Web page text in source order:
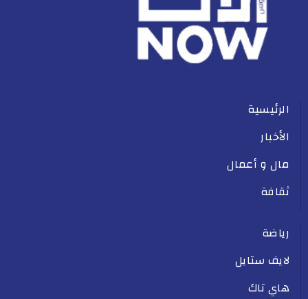
الرئيسية
الأخبار
مال و أعمال
ثقافة
رياضة
لايف ستايل
هاي تاك